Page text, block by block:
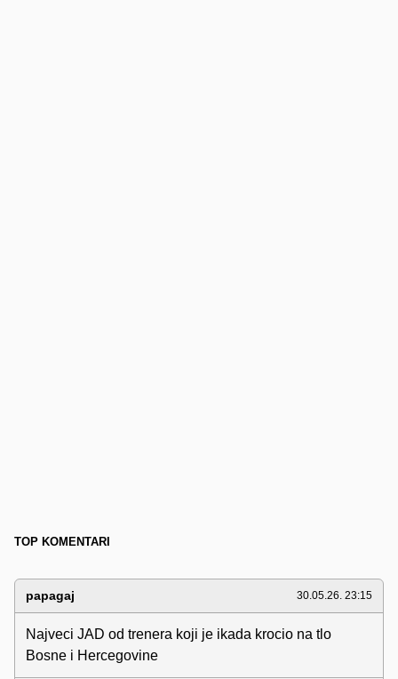
TOP KOMENTARI
papagaj 30.05.26. 23:15
Najveci JAD od trenera koji je ikada krocio na tlo
Bosne i Hercegovine